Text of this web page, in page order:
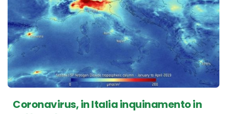
Coronavirus, in Italia inquinamento in